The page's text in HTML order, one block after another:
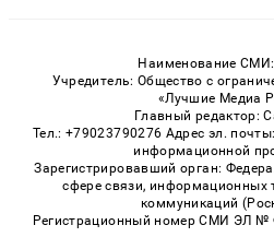
Наименование
Учредитель: Общество с
«Лучшие Медиа
Главный редактор:
Тел.: +79023790276 Адрес эл.
информационной
Зарегистрировавший орган:
сфере связи, информационных
коммуникаций
Регистрационный номер СМИ ЭЛ №